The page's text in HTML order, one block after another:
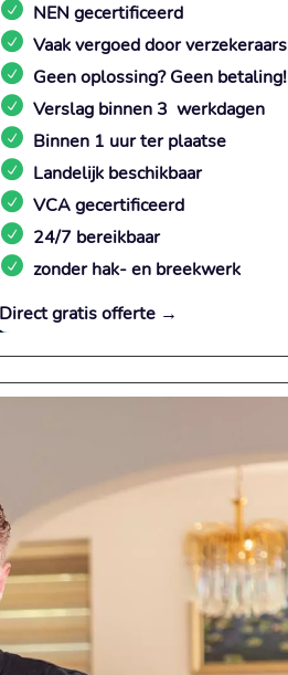
NEN gecertificeerd
Vaak vergoed door verzekeraars
Geen oplossing? Geen betaling!
Verslag binnen 3 werkdagen
Binnen 1 uur ter plaatse
Landelijk beschikbaar
VCA gecertificeerd
24/7 bereikbaar
zonder hak- en breekwerk
Direct gratis offerte →